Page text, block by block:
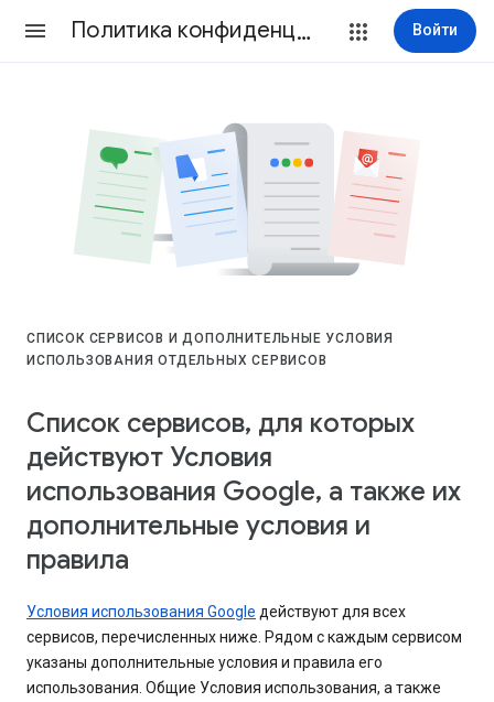
Политика конфиденциальности и Условия использования Войти
СПИСОК СЕРВИСОВ И ДОПОЛНИТЕЛЬНЫЕ УСЛОВИЯ
ИСПОЛЬЗОВАНИЯ ОТДЕЛЬНЫХ СЕРВИСОВ
Список сервисов, для которых
действуют Условия
использования Google, а также их
дополнительные условия и
правила
Условия использования Google действуют для всех
сервисов, перечисленных ниже. Рядом с каждым сервисом
указаны дополнительные условия и правила его
использования. Общие Условия использования, а также